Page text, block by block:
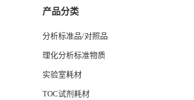
产品分类
分析标准品/对照品
理化分析标准物质
实验室耗材
TOC试剂耗材